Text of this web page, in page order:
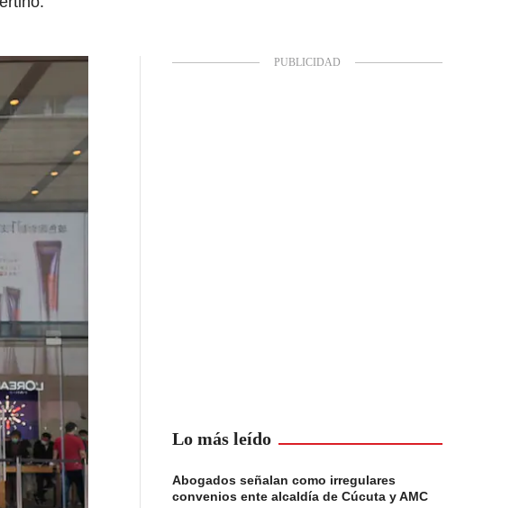
Lo más leído
Abogados señalan como irregulares
convenios ente alcaldía de Cúcuta y AMC